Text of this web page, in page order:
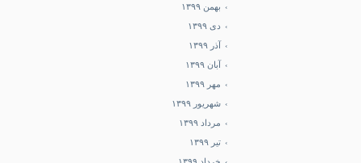
بهمن ۱۳۹۹
دی ۱۳۹۹
آذر ۱۳۹۹
آبان ۱۳۹۹
مهر ۱۳۹۹
شهریور ۱۳۹۹
مرداد ۱۳۹۹
تیر ۱۳۹۹